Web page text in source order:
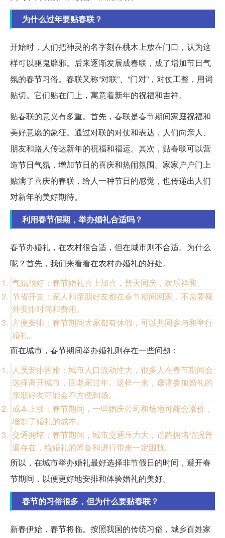
为什么过年要贴春联？
开始时，人们把神灵的名字刻在桃木上放在门口，认为这
样可以驱鬼辟邪。后来逐渐发展成春联，成了增加节日气
氛的春节习俗。春联又称“对联”、“门对”，对仗工整，用词
贴切。它们贴在门上，寓意着新年的祝福和吉祥。
贴春联的意义有多重。首先，春联是春节期间家庭祝福和
美好意愿的象征。通过对联的对仗和表达，人们向亲人、
朋友和路人传达新年的祝福和福运。其次，贴春联可以营
造节日气氛，增加节日的喜庆和热闹氛围。家家户户门上
贴满了喜庆的春联，给人一种节日的感觉，也传递出人们
对新年的美好期待。
利用春节假期，举办婚礼合适吗？
春节办婚礼，在农村很合适，但在城市则不合适。为什么
呢？首先，我们来看看在农村办婚礼的好处。
气氛很好：春节婚礼喜上加喜，普天同庆，欢乐祥和。
节省开支：家人和亲朋好友都在春节期间回家，不需要额
外安排时间和费用。
方便安排：春节期间大家都有休假，可以共同参与和举行
婚礼。
而在城市，春节期间举办婚礼则存在一些问题：
人员安排困难：城市人口流动性大，很多人在春节期间会
选择离开城市，回老家过年。这样一来，邀请参加婚礼的
亲朋好友可能会不方便到场。
成本上涨：春节期间，一些婚庆公司和场地可能会涨价，
增加了婚礼的成本。
交通拥堵：春节期间，城市交通压力大，道路拥堵情况普
遍存在，给婚礼的筹备和进行带来一定困扰。
所以，在城市举办婚礼最好选择非节假日的时间，避开春
节期间，以便更好地安排和体验婚礼的美好。
春节的习俗很多，但为什么要贴春联？
新春伊始，春节将临。按照我国的传统习俗，城乡百姓家